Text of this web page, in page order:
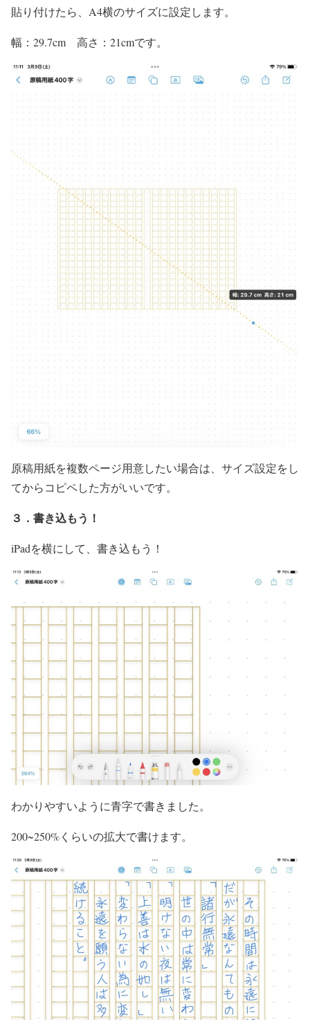
貼り付けたら、A4横のサイズに設定します。
幅：29.7cm 高さ：21cmです。
原稿用紙を複数ページ用意したい場合は、サイズ設定をし
てからコピペした方がいいです。
３．書き込もう！
iPadを横にして、書き込もう！
わかりやすいように青字で書きました。
200~250%くらいの拡大で書けます。